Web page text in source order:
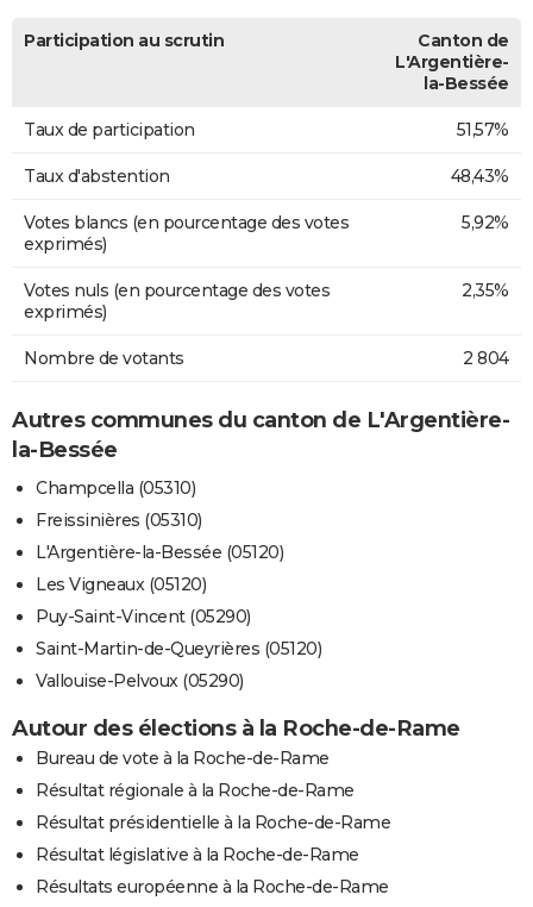
Participation au scrutin
Canton de
L'Argentière-
la-Bessée
Taux de participation 51,57%
Taux d'abstention 48,43%
Votes blancs (en pourcentage des votes
exprimés)
5,92%
Votes nuls (en pourcentage des votes
exprimés)
2,35%
Nombre de votants 2 804
Autres communes du canton de L'Argentière-
la-Bessée
Champcella (05310)
Freissinières (05310)
L'Argentière-la-Bessée (05120)
Les Vigneaux (05120)
Puy-Saint-Vincent (05290)
Saint-Martin-de-Queyrières (05120)
Vallouise-Pelvoux (05290)
Autour des élections à la Roche-de-Rame
Bureau de vote à la Roche-de-Rame
Résultat régionale à la Roche-de-Rame
Résultat présidentielle à la Roche-de-Rame
Résultat législative à la Roche-de-Rame
Résultats européenne à la Roche-de-Rame